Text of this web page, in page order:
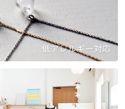
低アレルギー対応